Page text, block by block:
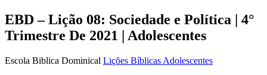
EBD – Lição 08: Sociedade e Política | 4°
Trimestre De 2021 | Adolescentes
Escola Biblica Dominical Lições Bíblicas Adolescentes